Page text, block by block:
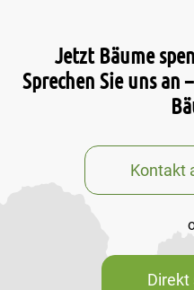
Jetzt Bäume
Sprechen Sie uns
Kontakt
Direkt